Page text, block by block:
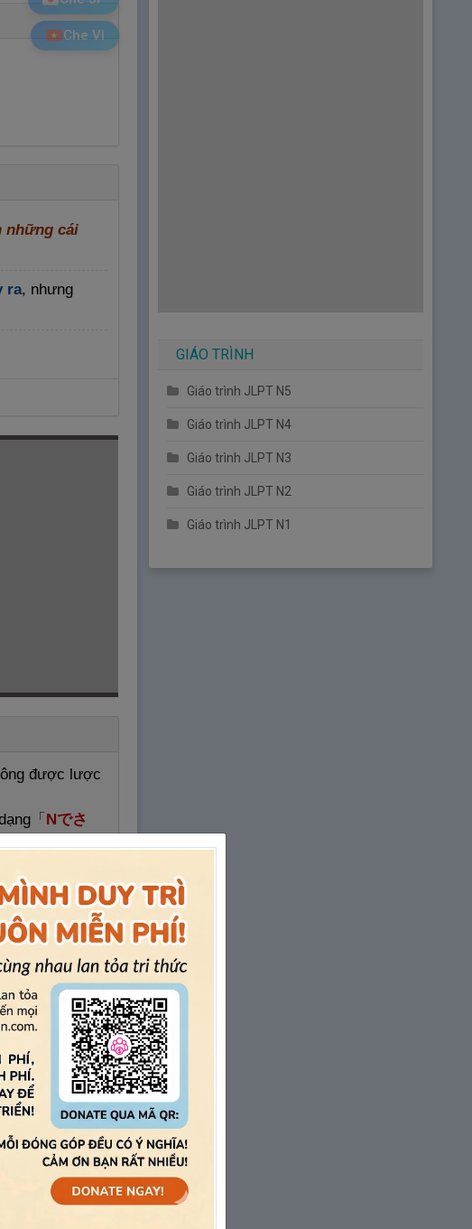
những cái
ra, nhưng
được lược
「 N でさ
Che VI
GIÁO TRÌNH
Giáo trình JLPT N5
Giáo trình JLPT N4
Giáo trình JLPT N3
Giáo trình JLPT N2
Giáo trình JLPT N1